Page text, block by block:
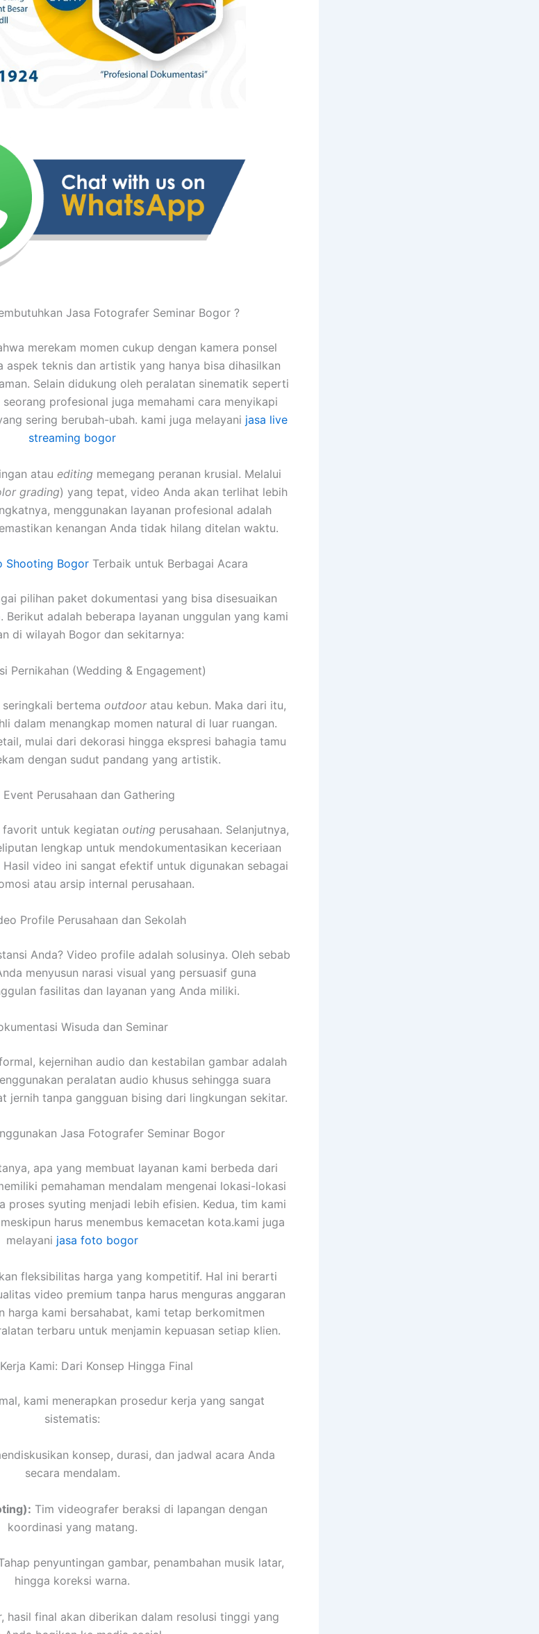
Jasa Fotografer Seminar Bogor ?
merekam momen cukup dengan kamera ponsel
aspek teknis dan artistik yang hanya bisa dihasilkan
Selain didukung oleh peralatan sinematik seperti
seorang profesional juga memahami cara menyikapi
sering berubah-ubah. kami juga melayani jasa live
streaming bogor
atau editing memegang peranan krusial. Melalui
grading) yang tepat, video Anda akan terlihat lebih
menggunakan layanan profesional adalah
kenangan Anda tidak hilang ditelan waktu.
Shooting BogorTerbaik untuk Berbagai Acara
pilihan paket dokumentasi yang bisa disesuaikan
Berikut adalah beberapa layanan unggulan yang kami
di wilayah Bogor dan sekitarnya:
Pernikahan (Wedding & Engagement)
bertema outdooratau kebun. Maka dari itu,
dalam menangkap momen natural di luar ruangan.
mulai dari dekorasi hingga ekspresi bahagia tamu
dengan sudut pandang yang artistik.
Perusahaan dan Gathering
untuk kegiatan outing perusahaan. Selanjutnya,
lengkap untuk mendokumentasikan keceriaan
video ini sangat efektif untuk digunakan sebagai
atau arsip internal perusahaan.
Profile Perusahaan dan Sekolah
Anda? Video profile adalah solusinya. Oleh sebab
menyusun narasi visual yang persuasif guna
fasilitas dan layanan yang Anda miliki.
Wisuda dan Seminar
kejernihan audio dan kestabilan gambar adalah
peralatan audio khusus sehingga suara
jernih tanpa gangguan bising dari lingkungan sekitar.
Jasa Fotografer Seminar Bogor
apa yang membuat layanan kami berbeda dari
pemahaman mendalam mengenai lokasi-lokasi
proses syuting menjadi lebih efisien. Kedua, tim kami
harus menembus kemacetan kota.kami juga
melayani jasa foto bogor
fleksibilitas harga yang kompetitif. Hal ini berarti
video premium tanpa harus menguras anggaran
harga kami bersahabat, kami tetap berkomitmen
terbaru untuk menjamin kepuasan setiap klien.
Kami: Dari Konsep Hingga Final
kami menerapkan prosedur kerja yang sangat
sistematis:
konsep, durasi, dan jadwal acara Anda
secara mendalam.
Tim videografer beraksi di lapangan dengan
koordinasi yang matang.
penyuntingan gambar, penambahan musik latar,
hingga koreksi warna.
hasil final akan diberikan dalam resolusi tinggi yang